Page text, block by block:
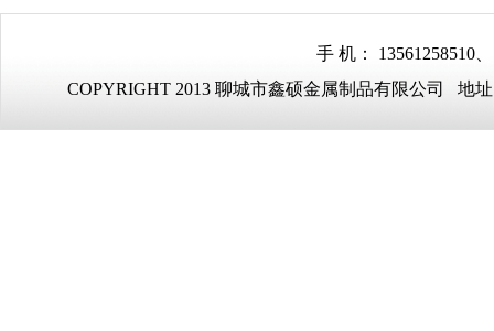
手 机： 13561258510
COPYRIGHT 2013 聊城市鑫硕金属制品有限公司 地